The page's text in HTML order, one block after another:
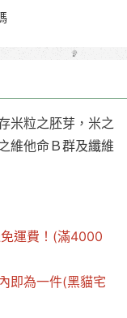
米粒之胚芽，米之
維他命Ｂ群及纖維
運費！(滿4000
即為一件(黑貓宅